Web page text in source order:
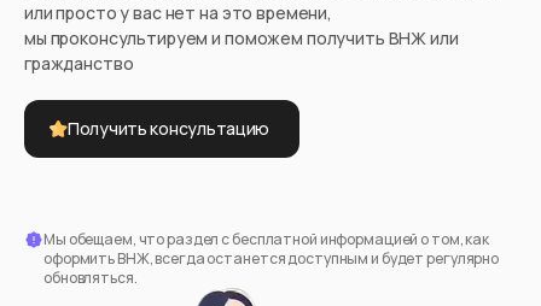
или просто у вас нет на это времени,
мы проконсультируем и поможем получить ВНЖ или
гражданство
Получить консультацию
Мы обещаем, что раздел с бесплатной информацией о том, как
оформить ВНЖ, всегда останется доступным и будет регулярно
обновляться.